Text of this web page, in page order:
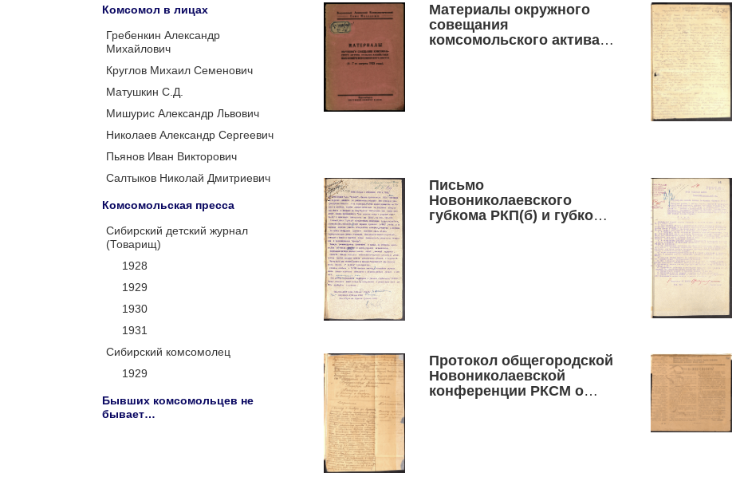
Комсомол в лицах
Гребенкин Александр
Михайлович
Круглов Михаил Семенович
Матушкин С.Д.
Мишурис Александр Львович
Николаев Александр Сергеевич
Пьянов Иван Викторович
Салтыков Николай Дмитриевич
Комсомольская пресса
Сибирский детский журнал
(Товарищ)
1928
1929
1930
1931
Сибирский комсомолец
1929
Бывших комсомольцев не
бывает…
Материалы окружного
совещания
комсомольского актива
Письмо
Новониколаевского
губкома РКП(б) и губкома
Протокол общегородской
Новониколаевской
конференции РКСМ о